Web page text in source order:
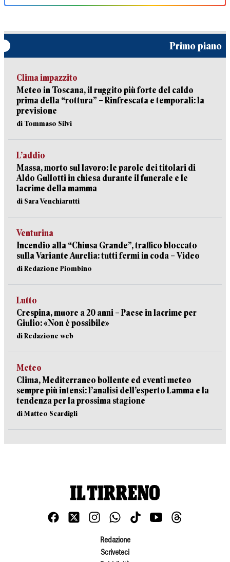
Primo piano
Clima impazzito
Meteo in Toscana, il ruggito più forte del caldo
prima della “rottura” – Rinfrescata e temporali: la
previsione
di Tommaso Silvi
L’addio
Massa, morto sul lavoro: le parole dei titolari di
Aldo Gullotti in chiesa durante il funerale e le
lacrime della mamma
di Sara Venchiarutti
Venturina
Incendio alla “Chiusa Grande”, traffico bloccato
sulla Variante Aurelia: tutti fermi in coda – Video
di Redazione Piombino
Lutto
Crespina, muore a 20 anni – Paese in lacrime per
Giulio: «Non è possibile»
di Redazione web
Meteo
Clima, Mediterraneo bollente ed eventi meteo
sempre più intensi: l’analisi dell’esperto Lamma e la
tendenza per la prossima stagione
di Matteo Scardigli
Redazione
Scriveteci